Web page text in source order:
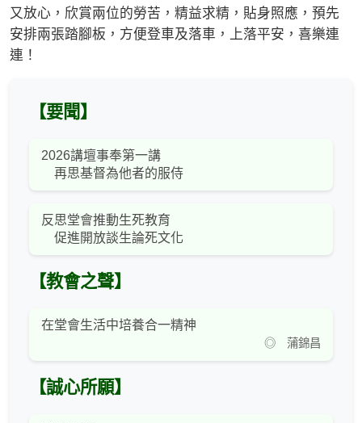
又放心，欣賞兩位的勞苦，精益求精，貼身照應，預先
安排兩張踏腳板，方便登車及落車，上落平安，喜樂連
連！
【要聞】
2026講壇事奉第一講
再思基督為他者的服侍
反思堂會推動生死教育
促進開放談生論死文化
【教會之聲】
在堂會生活中培養合一精神
◎ 蒲錦昌
【誠心所願】